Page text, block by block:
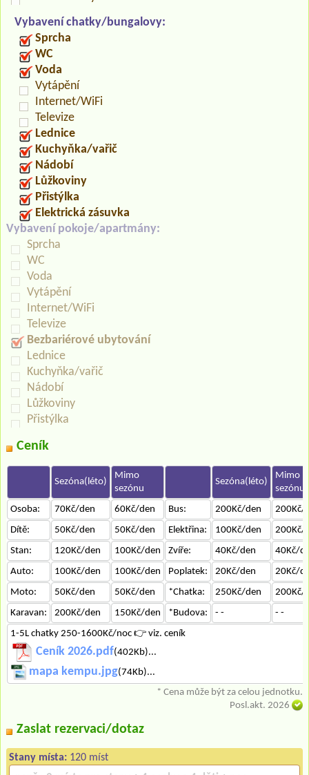
Vybavení chatky/bungalovy:
Sprcha
WC
Voda
Vytápění
Internet/WiFi
Televize
Lednice
Kuchyňka/vařič
Nádobí
Lůžkoviny
Přistýlka
Elektrická zásuvka
Vybavení pokoje/apartmány:
Sprcha
WC
Voda
Vytápění
Internet/WiFi
Televize
Bezbariérové ubytování
Lednice
Kuchyňka/vařič
Nádobí
Lůžkoviny
Přistýlka
Ceník
Sezóna(léto)
Mimo
sezónu
Sezóna(léto)
Mimo
sezónu
Osoba:
70Kč/den 60Kč/den Bus: 200Kč/den
200Kč/
Dítě:
50Kč/den 50Kč/den Elektřina: 100Kč/den
200Kč/
Stan:
120Kč/den 100Kč/den Zvíře: 40Kč/den
40Kč/
Auto:
100Kč/den 100Kč/den Poplatek: 20Kč/den
20Kč/
Moto:
50Kč/den 50Kč/den *Chatka: 250Kč/den
200Kč/
Karavan:
200Kč/den 150Kč/den *Budova: - -
- -
1-5L chatky 250-1600Kč/noc 👉 viz. ceník
Ceník 2026.pdf(402Kb)...
mapa kempu.jpg(74Kb)...
* Cena může být za celou jednotku.
Posl.akt. 2026
Zaslat rezervaci/dotaz
Stany místa: 120 míst